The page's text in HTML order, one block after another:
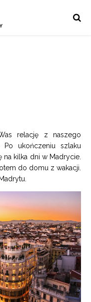
relację z naszego
ukończeniu szlaku
na kilka dni w Madrycie.
do domu z wakacji.